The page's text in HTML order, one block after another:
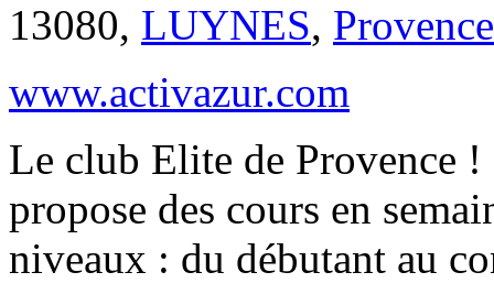
13080, LUYNES,
www.activazur.com
Le club Elite de Provence
propose des cours en
niveaux : du débutant au